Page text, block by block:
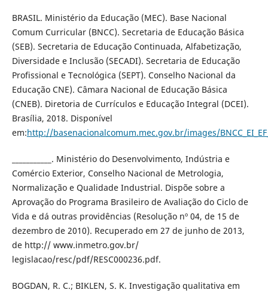
BRASIL. Ministério da Educação (MEC). Base Nacional
Comum Curricular (BNCC). Secretaria de Educação Básica
(SEB). Secretaria de Educação Continuada, Alfabetização,
Diversidade e Inclusão (SECADI). Secretaria de Educação
Profissional e Tecnológica (SEPT). Conselho Nacional da
Educação CNE). Câmara Nacional de Educação Básica
(CNEB). Diretoria de Currículos e Educação Integral (DCEI).
Brasília, 2018. Disponível
em:http://basenacionalcomum.mec.gov.br/images/
___________. Ministério do Desenvolvimento, Indústria e
Comércio Exterior, Conselho Nacional de Metrologia,
Normalização e Qualidade Industrial. Dispõe sobre a
Aprovação do Programa Brasileiro de Avaliação do Ciclo de
Vida e dá outras providências (Resolução nº 04, de 15 de
dezembro de 2010). Recuperado em 27 de junho de 2013,
de http:// www.inmetro.gov.br/
legislacao/resc/pdf/RESC000236.pdf.
BOGDAN, R. C.; BIKLEN, S. K. Investigação qualitativa em